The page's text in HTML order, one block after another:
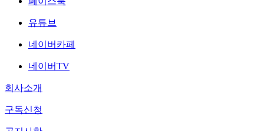
유튜브
네이버카페
네이버TV
회사소개
구독신청